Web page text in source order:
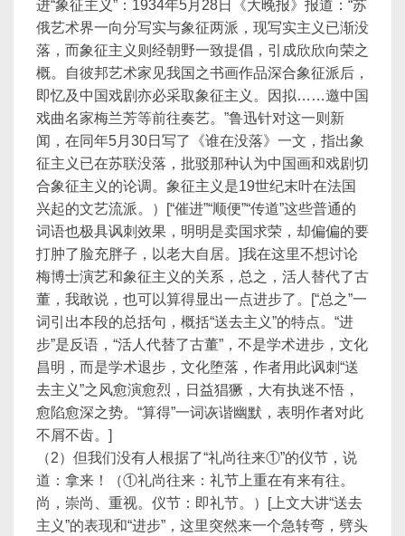
进“象征主义”：1934年5月28日《大晚报》报道：“苏
俄艺术界一向分写实与象征两派，现写实主义已渐没
落，而象征主义则经朝野一致提倡，引成欣欣向荣之
概。自彼邦艺术家见我国之书画作品深合象征派后，
即忆及中国戏剧亦必采取象征主义。因拟……邀中国
戏曲名家梅兰芳等前往奏艺。”鲁迅针对这一则新
闻，在同年5月30日写了《谁在没落》一文，指出象
征主义已在苏联没落，批驳那种认为中国画和戏剧切
合象征主义的论调。象征主义是19世纪末叶在法国
兴起的文艺流派。）[“催进”“顺便”“传道”这些普通的
词语也极具讽刺效果，明明是卖国求荣，却偏偏的要
打肿了脸充胖子，以老大自居。]我在这里不想讨论
梅博士演艺和象征主义的关系，总之，活人替代了古
董，我敢说，也可以算得显出一点进步了。[“总之”一
词引出本段的总括句，概括“送去主义”的特点。“进
步”是反语，“活人代替了古董”，不是学术进步，文化
昌明，而是学术退步，文化堕落，作者用此讽刺“送
去主义”之风愈演愈烈，日益猖獗，大有执迷不悟，
愈陷愈深之势。“算得”一词诙谐幽默，表明作者对此
不屑不齿。]
（2）但我们没有人根据了“礼尚往来①”的仪节，说
道：拿来！（①礼尚往来：礼节上重在有来有往。
尚，崇尚、重视。仪节：即礼节。）[上文大讲“送去
主义”的表现和“进步”，这里突然来一个急转弯，劈头